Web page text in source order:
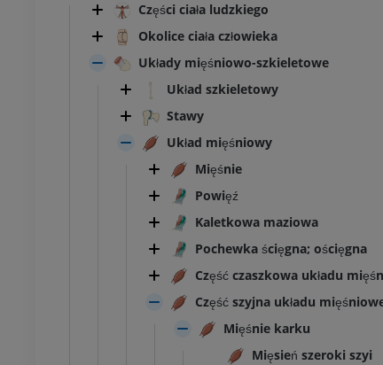
Części ciała ludzkiego
Okolice ciała człowieka
Układy mięśniowo-szkieletowe
Układ szkieletowy
Stawy
Układ mięśniowy
Mięśnie
Powięź
Kaletkowa maziowa
Pochewka ścięgna; ościęgna
Część czaszkowa układu
Część szyjna układu
Mięśnie karku
Mięsień szeroki szyi